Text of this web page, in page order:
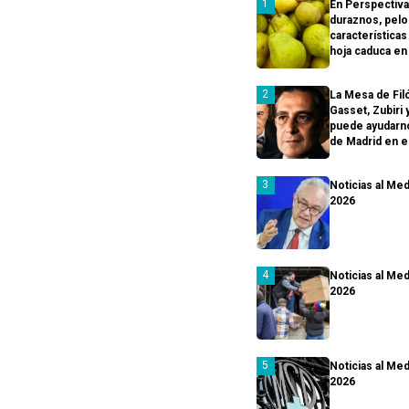
En
duraznos,
hoja caduca en
La Mesa de
Gasset, Zubiri
puede
de Madrid en
Noticias al
2026
Noticias al
2026
Noticias al
2026